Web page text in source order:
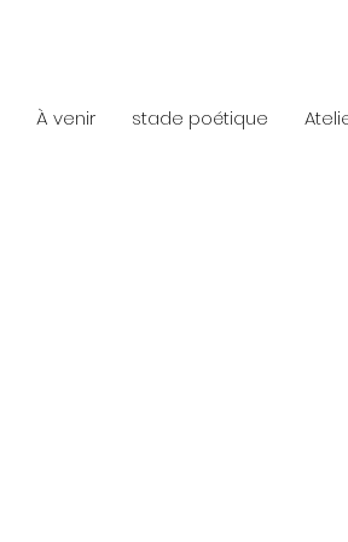
À venir stade poétique